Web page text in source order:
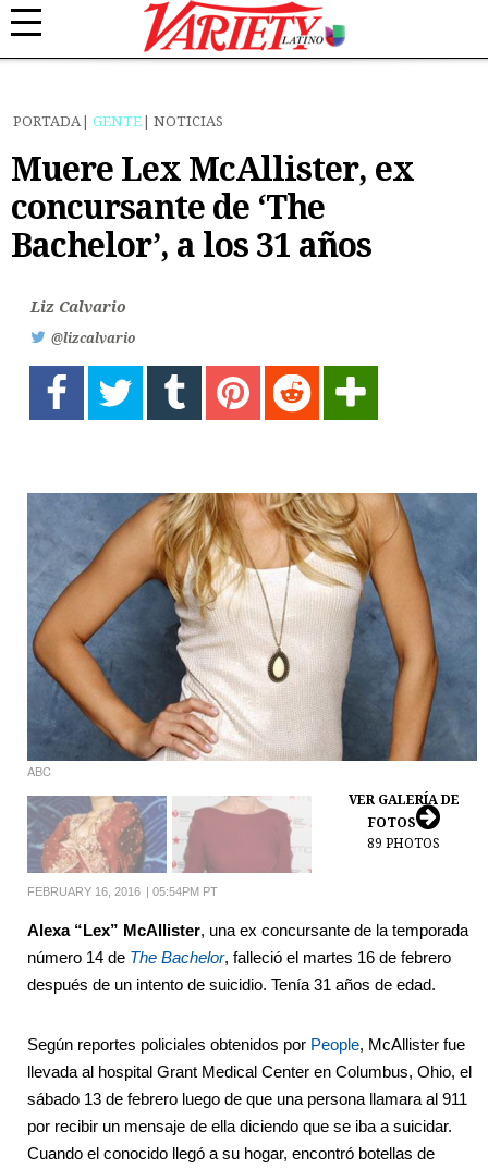
PORTADA GENTE NOTICIAS
Muere Lex McAllister, ex
concursante de ‘The
Bachelor’, a los 31 años
Liz Calvario
@lizcalvario
ABC
VER GALERÍA DE
FOTOS
89 PHOTOS
FEBRUARY 16, 2016 | 05:54PM PT
Alexa “Lex” McAllister, una ex concursante de la temporada
número 14 de The Bachelor, falleció el martes 16 de febrero
después de un intento de suicidio. Tenía 31 años de edad.
Según reportes policiales obtenidos por People, McAllister fue
llevada al hospital Grant Medical Center en Columbus, Ohio, el
sábado 13 de febrero luego de que una persona llamara al 911
por recibir un mensaje de ella diciendo que se iba a suicidar.
Cuando el conocido llegó a su hogar, encontró botellas de